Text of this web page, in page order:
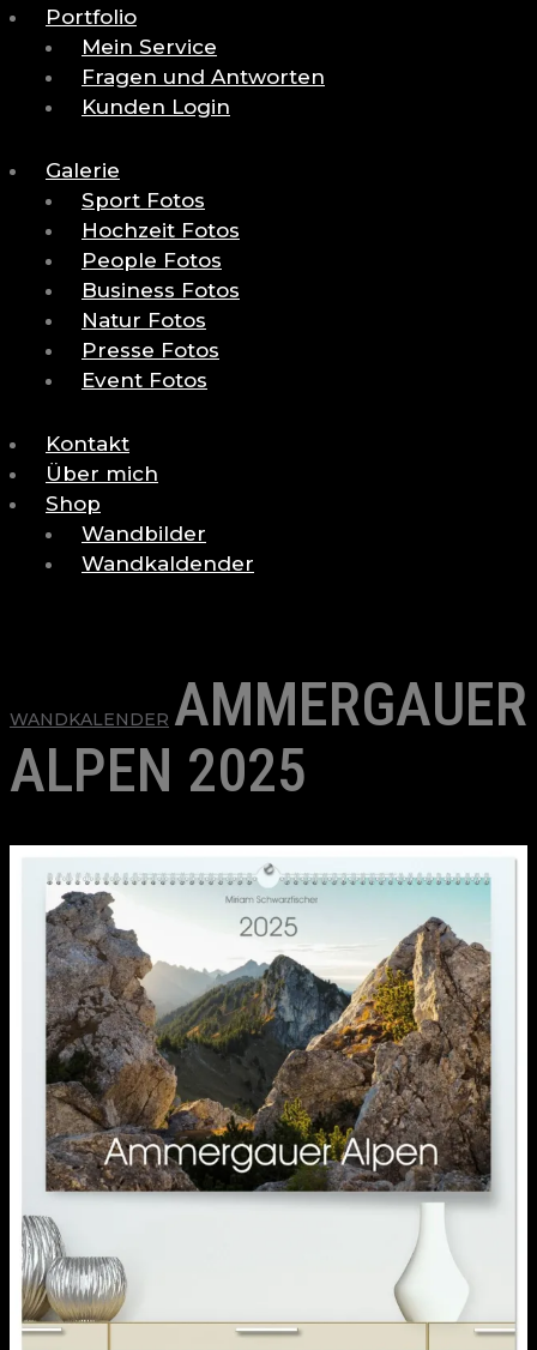
Portfolio
Mein Service
Fragen und Antworten
Kunden Login
Galerie
Sport Fotos
Hochzeit Fotos
People Fotos
Business Fotos
Natur Fotos
Presse Fotos
Event Fotos
Kontakt
Über mich
Shop
Wandbilder
Wandkaldender
WANDKALENDER AMMERGAUER
ALPEN 2025